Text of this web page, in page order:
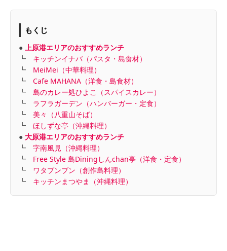
もくじ
● 上原港エリアのおすすめランチ
┗ キッチンイナバ（パスタ・島食材）
┗ MeiMei（中華料理）
┗ Cafe MAHANA（洋食・島食材）
┗ 島のカレー処ひよこ（スパイスカレー）
┗ ラフラガーデン（ハンバーガー・定食）
┗ 美々（八重山そば）
┗ ほしずな亭（沖縄料理）
● 大原港エリアのおすすめランチ
┗ 字南風見（沖縄料理）
┗ Free Style 島Diningしんchan亭（洋食・定食）
┗ ワタブンブン（創作島料理）
┗ キッチンまつやま（沖縄料理）